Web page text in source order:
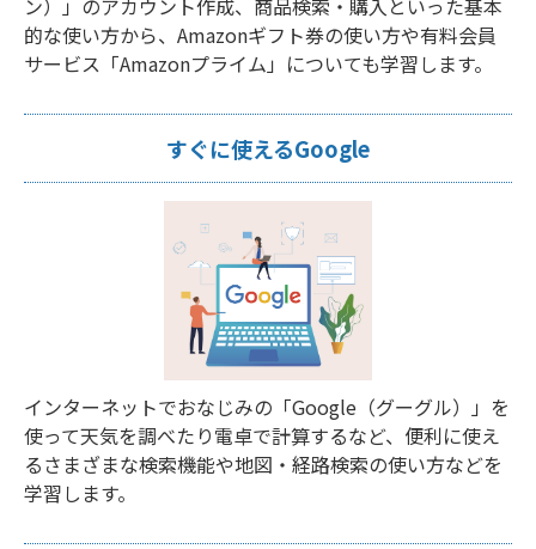
ン）」のアカウント作成、商品検索・購入といった基本
的な使い方から、Amazonギフト券の使い方や有料会員
サービス「Amazonプライム」についても学習します。
すぐに使えるGoogle
インターネットでおなじみの「Google（グーグル）」を
使って天気を調べたり電卓で計算するなど、便利に使え
るさまざまな検索機能や地図・経路検索の使い方などを
学習します。